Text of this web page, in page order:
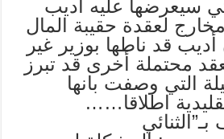
سيعرضها عليه اديب
مخارج لعقدة حقيبة المال
قد ناطها بوزير غير
محتملة أخرى قد تبرز
التي وصفت بانها
اطلاقا……